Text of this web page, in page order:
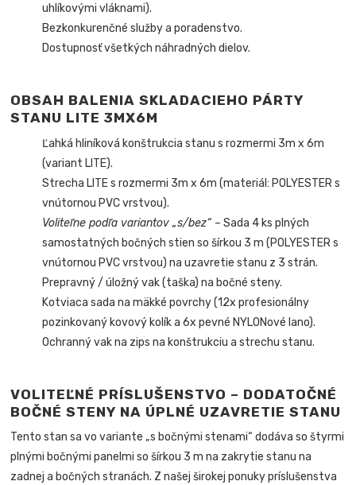
uhlíkovými vláknami).
Bezkonkurenčné služby a poradenstvo.
Dostupnosť všetkých náhradných dielov.
OBSAH BALENIA SKLADACIEHO PÁRTY
STANU LITE 3MX6M
Ľahká hliníková konštrukcia stanu s rozmermi 3m x 6m
(variant LITE).
Strecha LITE s rozmermi 3m x 6m (materiál: POLYESTER s
vnútornou PVC vrstvou).
Voliteľne podľa variantov „s/bez“ – Sada 4 ks plných
samostatných bočných stien so šírkou 3 m (POLYESTER s
vnútornou PVC vrstvou) na uzavretie stanu z 3 strán.
Prepravný / úložný vak (taška) na bočné steny.
Kotviaca sada na mäkké povrchy (12x profesionálny
pozinkovaný kovový kolík a 6x pevné NYLONové lano).
Ochranný vak na zips na konštrukciu a strechu stanu.
VOLITEĽNÉ PRÍSLUŠENSTVO – DODATOČNÉ
BOČNÉ STENY NA ÚPLNÉ UZAVRETIE STANU
Tento stan sa vo variante „s bočnými stenami“ dodáva so štyrmi
plnými bočnými panelmi so šírkou 3 m na zakrytie stanu na
zadnej a bočných stranách. Z našej širokej ponuky príslušenstva